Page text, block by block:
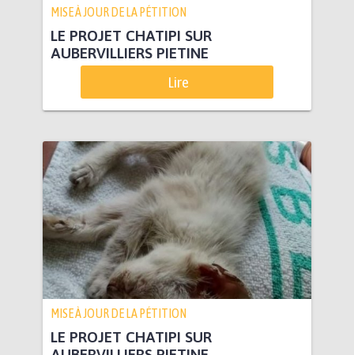
MISE À JOUR DE LA PÉTITION
LE PROJET CHATIPI SUR
AUBERVILLIERS PIETINE
Lire
MISE À JOUR DE LA PÉTITION
LE PROJET CHATIPI SUR